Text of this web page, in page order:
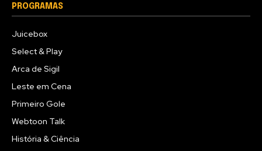
PROGRAMAS
Juicebox
Select & Play
Arca de Sigil
Leste em Cena
Primeiro Gole
Webtoon Talk
História & Ciência